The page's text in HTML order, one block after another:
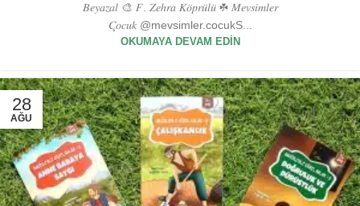
𝐵𝑒𝑦𝑎𝑧𝑎𝑙 🎨 𝐹. 𝑍𝑒ℎ𝑟𝑎 𝐾𝑜̈𝑝𝑟𝑢̈𝑙𝑢̈ ☘︎ 𝑀𝑒𝑣𝑠𝑖𝑚𝑙𝑒𝑟
𝐶̧𝑜𝑐𝑢𝑘 @mevsimler.cocukS...
OKUMAYA DEVAM EDIN
28
AĞU